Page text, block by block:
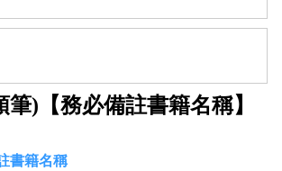
)【務必備註書籍名稱】
書籍名稱